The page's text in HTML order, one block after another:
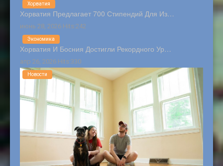
Хорватия Предлагает 700 Стипендий Для Из…
июнь 28, 2026 Hits:242
Хорватия
Хорватия И Босния Достигли Рекордного Ур…
апр 26, 2026 Hits:330
Экономика
Новости